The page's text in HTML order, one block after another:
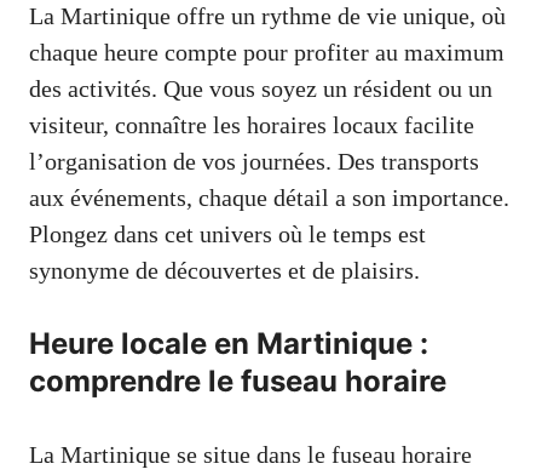
La Martinique offre un rythme de vie unique, où
chaque heure compte pour profiter au maximum
des activités. Que vous soyez un résident ou un
visiteur, connaître les horaires locaux facilite
l’organisation de vos journées. Des transports
aux événements, chaque détail a son importance.
Plongez dans cet univers où le temps est
synonyme de découvertes et de plaisirs.
Heure locale en Martinique :
comprendre le fuseau horaire
La Martinique se situe dans le fuseau horaire